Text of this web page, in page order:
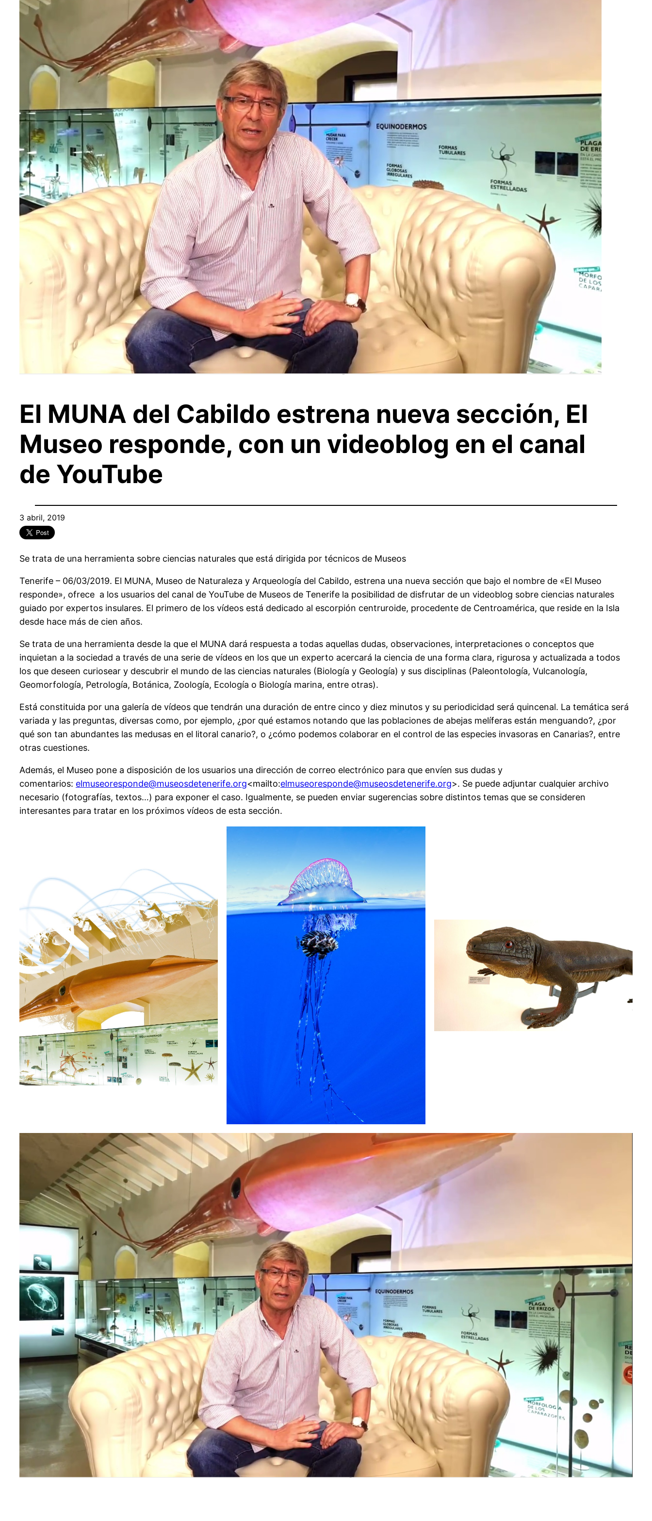
El MUNA del Cabildo estrena nueva sección, El
Museo responde, con un videoblog en el canal
de YouTube
3 abril, 2019
Se trata de una herramienta sobre ciencias naturales que está dirigida por técnicos de Museos
Tenerife – 06/03/2019. El MUNA, Museo de Naturaleza y Arqueología del Cabildo, estrena una nueva sección que bajo el nombre de «El Museo
responde», ofrece a los usuarios del canal de YouTube de Museos de Tenerife la posibilidad de disfrutar de un videoblog sobre ciencias naturales
guiado por expertos insulares. El primero de los vídeos está dedicado al escorpión centruroide, procedente de Centroamérica, que reside en la Isla
desde hace más de cien años.
Se trata de una herramienta desde la que el MUNA dará respuesta a todas aquellas dudas, observaciones, interpretaciones o conceptos que
inquietan a la sociedad a través de una serie de vídeos en los que un experto acercará la ciencia de una forma clara, rigurosa y actualizada a todos
los que deseen curiosear y descubrir el mundo de las ciencias naturales (Biología y Geología) y sus disciplinas (Paleontología, Vulcanología,
Geomorfología, Petrología, Botánica, Zoología, Ecología o Biología marina, entre otras).
Está constituida por una galería de vídeos que tendrán una duración de entre cinco y diez minutos y su periodicidad será quincenal. La temática será
variada y las preguntas, diversas como, por ejemplo, ¿por qué estamos notando que las poblaciones de abejas melíferas están menguando?, ¿por
qué son tan abundantes las medusas en el litoral canario?, o ¿cómo podemos colaborar en el control de las especies invasoras en Canarias?, entre
otras cuestiones.
Además, el Museo pone a disposición de los usuarios una dirección de correo electrónico para que envíen sus dudas y
comentarios: elmuseoresponde@museosdetenerife.org<mailto:elmuseoresponde@museosdetenerife.org>. Se puede adjuntar cualquier archivo
necesario (fotografías, textos…) para exponer el caso. Igualmente, se pueden enviar sugerencias sobre distintos temas que se consideren
interesantes para tratar en los próximos vídeos de esta sección.